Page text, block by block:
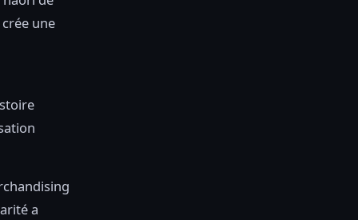
une
a